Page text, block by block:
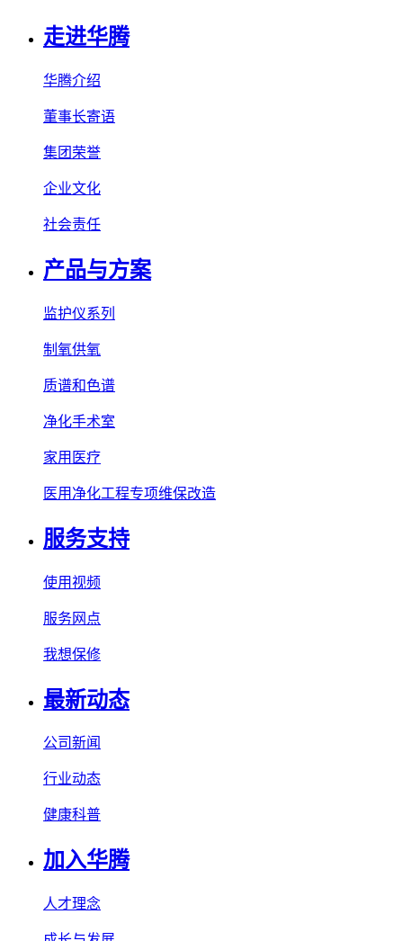
走进华腾
华腾介绍
董事长寄语
集团荣誉
企业文化
社会责任
产品与方案
监护仪系列
制氧供氧
质谱和色谱
净化手术室
家用医疗
医用净化工程专项维保改造
服务支持
使用视频
服务网点
我想保修
最新动态
公司新闻
行业动态
健康科普
加入华腾
人才理念